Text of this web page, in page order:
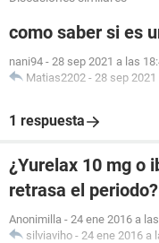
como saber si es
nani94 - 28 sep 2021 a las
Matias2202 - 28 sep
1 respuesta
¿Yurelax 10 mg o
retrasa el periodo?
Anonimilla - 24 ene 2016 a
silviaviho - 24 ene 2016 a